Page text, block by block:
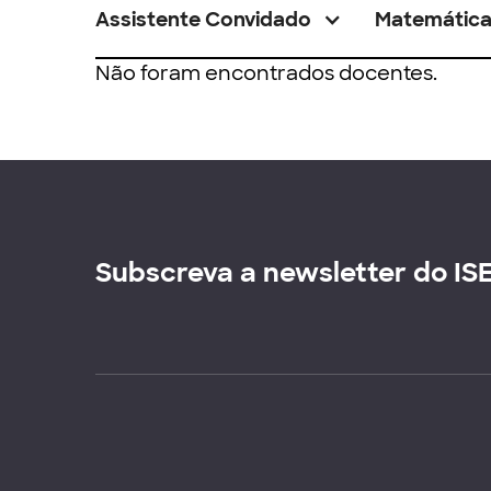
Assistente Convidado Matemática
Não foram encontrados docentes.
Subscreva a newsletter do